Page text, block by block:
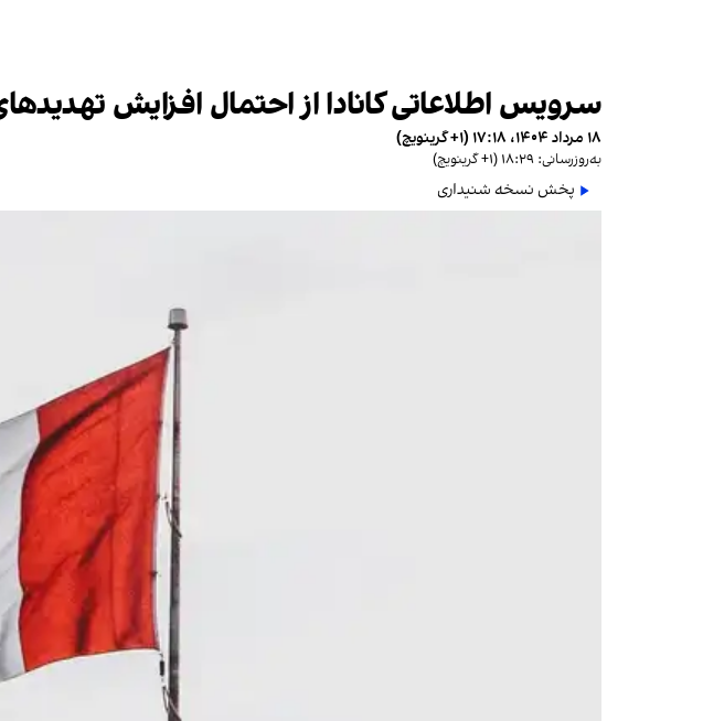
سرویس اطلاعاتی کانادا از احتمال افزایش
۱۸ مرداد ۱۴۰۴، ۱۷:۱۸ (‎+۱ گرینویچ)
به‌روزرسانی: ۱۸:۲۹ (‎+۱ گرینویچ)
پخش نسخه شنیداری